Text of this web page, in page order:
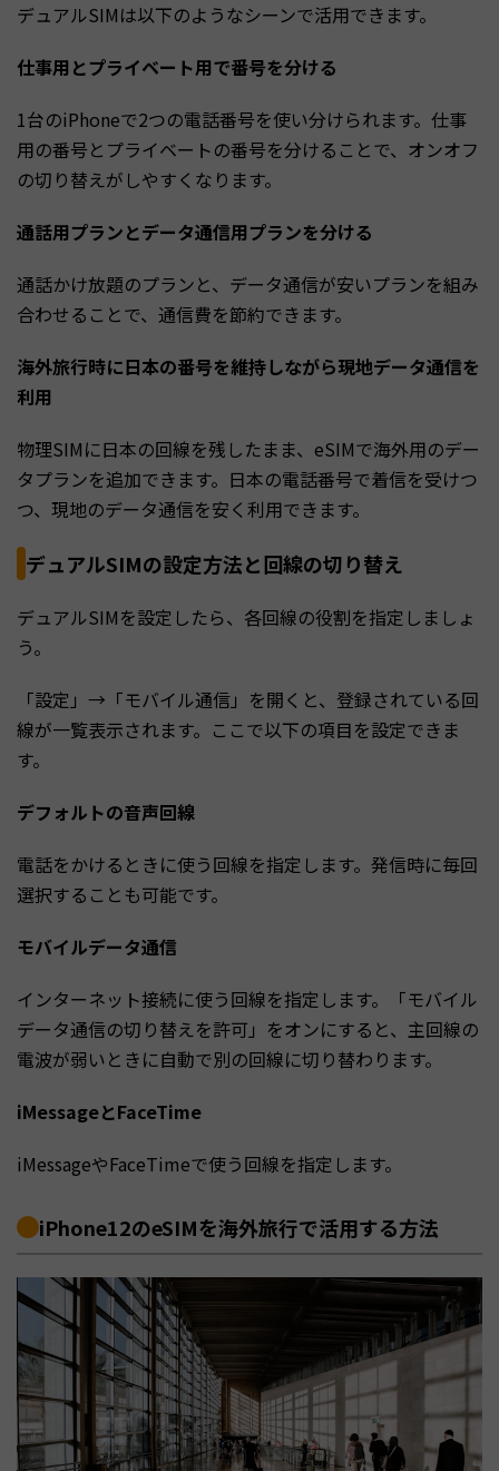
デュアルSIMは以下のようなシーンで活用できます。
仕事用とプライベート用で番号を分ける
1台のiPhoneで2つの電話番号を使い分けられます。仕事
用の番号とプライベートの番号を分けることで、オンオフ
の切り替えがしやすくなります。
通話用プランとデータ通信用プランを分ける
通話かけ放題のプランと、データ通信が安いプランを組み
合わせることで、通信費を節約できます。
海外旅行時に日本の番号を維持しながら現地データ通信を
利用
物理SIMに日本の回線を残したまま、eSIMで海外用のデー
タプランを追加できます。日本の電話番号で着信を受けつ
つ、現地のデータ通信を安く利用できます。
デュアルSIMの設定方法と回線の切り替え
デュアルSIMを設定したら、各回線の役割を指定しましょ
う。
「設定」→「モバイル通信」を開くと、登録されている回
線が一覧表示されます。ここで以下の項目を設定できま
す。
デフォルトの音声回線
電話をかけるときに使う回線を指定します。発信時に毎回
選択することも可能です。
モバイルデータ通信
インターネット接続に使う回線を指定します。「モバイル
データ通信の切り替えを許可」をオンにすると、主回線の
電波が弱いときに自動で別の回線に切り替わります。
iMessageとFaceTime
iMessageやFaceTimeで使う回線を指定します。
iPhone12のeSIMを海外旅行で活用する方法